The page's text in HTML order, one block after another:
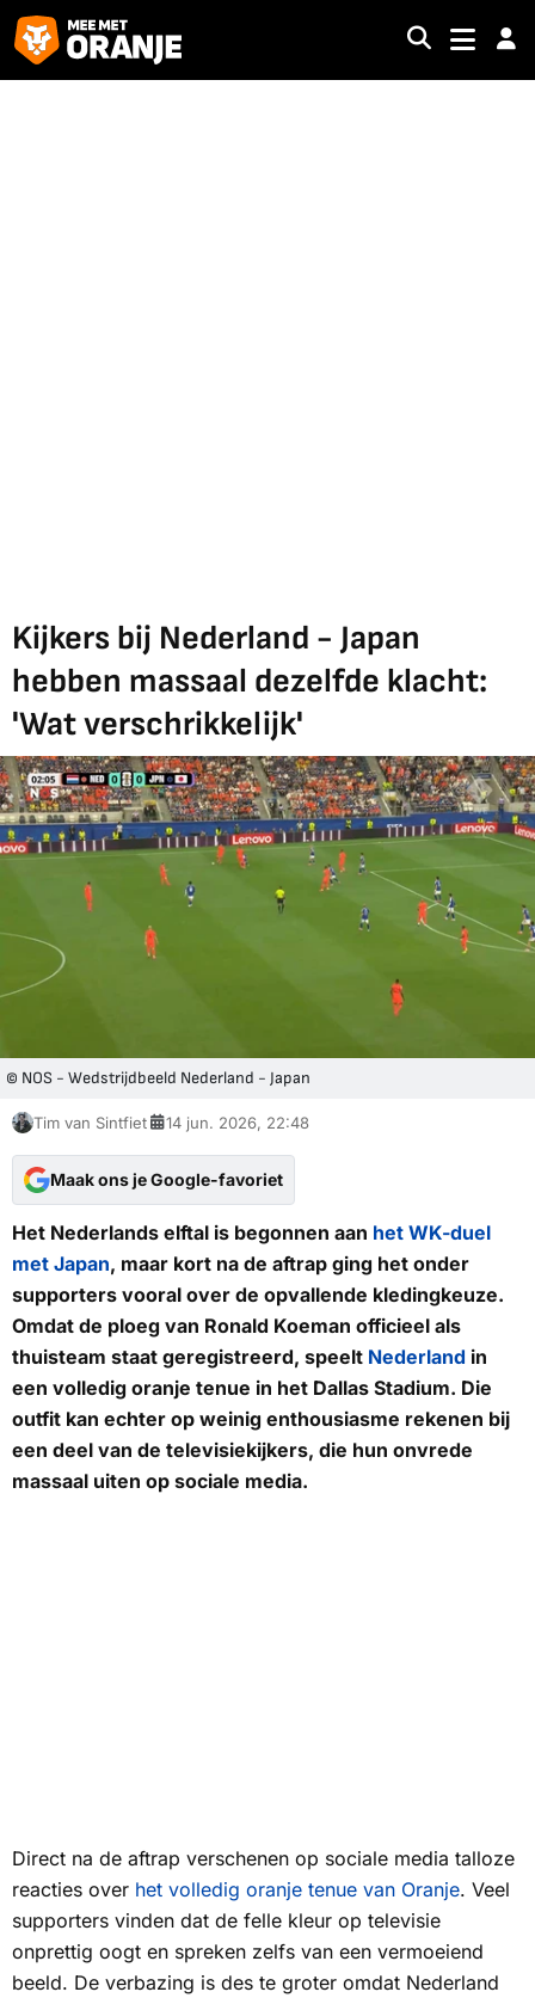
Kijkers bij Nederland - Japan
hebben massaal dezelfde klacht:
'Wat verschrikkelijk'
© NOS - Wedstrijdbeeld Nederland - Japan
Tim van Sintfiet 14 jun. 2026, 22:48
Maak ons je Google-favoriet
Het Nederlands elftal is begonnen aan het WK-duel
met Japan, maar kort na de aftrap ging het onder
supporters vooral over de opvallende kledingkeuze.
Omdat de ploeg van Ronald Koeman officieel als
thuisteam staat geregistreerd, speelt Nederland in
een volledig oranje tenue in het Dallas Stadium. Die
outfit kan echter op weinig enthousiasme rekenen bij
een deel van de televisiekijkers, die hun onvrede
massaal uiten op sociale media.
Direct na de aftrap verschenen op sociale media talloze
reacties over het volledig oranje tenue van Oranje. Veel
supporters vinden dat de felle kleur op televisie
onprettig oogt en spreken zelfs van een vermoeiend
beeld. De verbazing is des te groter omdat Nederland